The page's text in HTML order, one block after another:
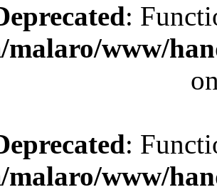
:
malaro/www/
:
malaro/www/